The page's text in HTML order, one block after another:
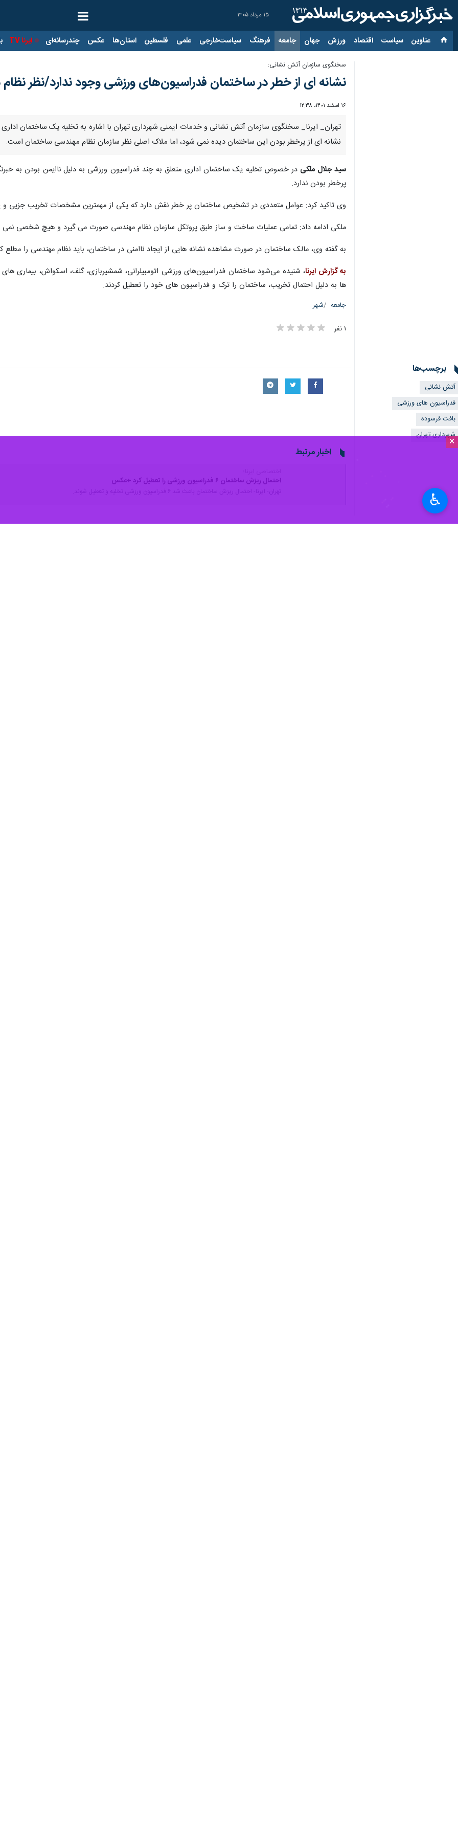
۱۵ مرداد ۱۴۰۵
عناوین‌ سیاست اقتصاد ورزش جهان جامعه فرهنگ سیاست‌خارجی علمی فلسطین استان‌ها عکس چندرسانه‌ای ایرنا TV
×
سخنگوی سازمان آتش نشانی:
نشانه ای از خطر در ساختمان فدراسیون‌های ورزشی وجود ندارد/نظر
۱۶ اسفند ۱۴۰۱، ۱۲:۳۸
تهران_ ایرنا_ سخنگوی سازمان آتش نشانی و خدمات ایمنی شهرداری تهران با اشاره به تخلیه یک ساختمان اداری
نشانه ای از پرخطر بودن این ساختمان دیده نمی شود، اما ملاک اصلی نظر سازمان نظام مهندسی ساختمان است.
سید جلال ملکی در خصوص تخلیه یک ساختمان اداری متعلق به چند فدراسیون ورزشی به دلیل ناایمن بودن به
پرخطر بودن ندارد.
وی تاکید کرد: عوامل متعددی در تشخیص ساختمان پر خطر نقش دارد که یکی از مهمترین مشخصات تخریب جزیی
ملکی ادامه داد: تمامی عملیات ساخت و ساز طبق پروتکل سازمان نظام مهندسی صورت می گیرد و هیچ شخصی
به گفته وی، مالک ساختمان در صورت مشاهده نشانه هایی از ایجاد ناامنی در ساختمان، باید نظام مهندسی را
به گزارش ایرنا، شنیده می‌شود ساختمان فدراسیون‌های ورزشی اتومبیلرانی، شمشیربازی، گلف، اسکواش، بیماری
ها به دلیل احتمال تخریب، ساختمان را ترک و فدراسیون های خود را تعطیل کردند.
جامعه شهر
۱ نفر
برچسب‌ها
آتش نشانی
فدراسیون های ورزشی
بافت فرسوده
شهرداری تهران
اخبار مرتبط
احتمال ریزش ساختمان ۶ فدراسیون ورزشی را تعطیل کرد +عکس
تهران- ایرنا- احتمال ریزش ساختمان باعث شد ۶ فدراسیون ورزشی تخلیه و تعطیل شوند. ♿︎